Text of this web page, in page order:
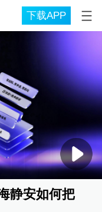
下载APP
静安如何把